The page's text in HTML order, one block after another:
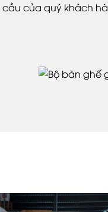
của quý khách